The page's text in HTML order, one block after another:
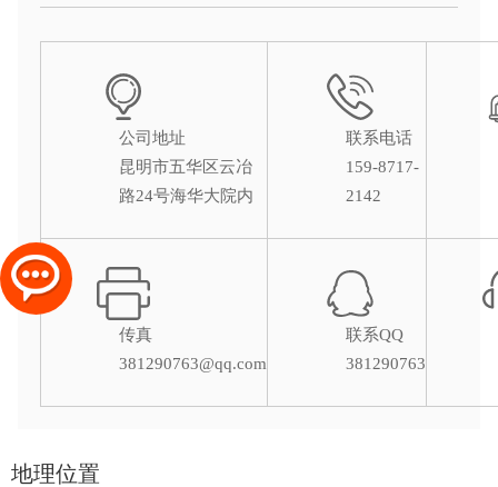
公司地址
昆明市五华区云冶
路24号海华大院内
联系电话
159-8717-
2142
传真
381290763@qq.com
联系QQ
381290763
地理位置